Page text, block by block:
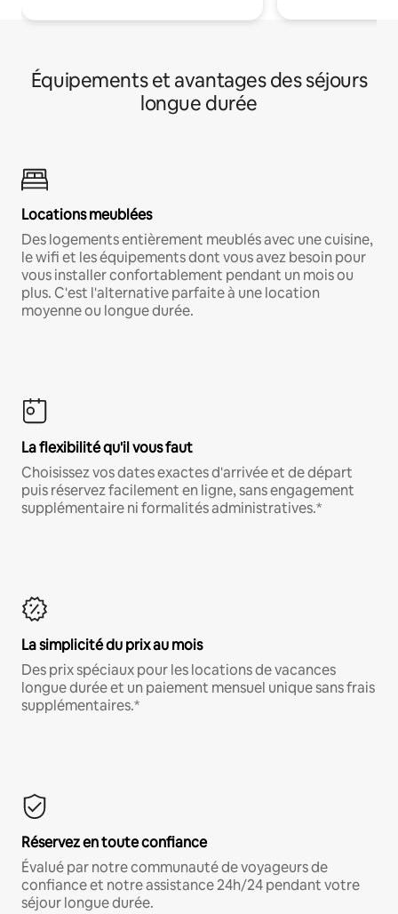
Équipements et avantages des séjours
longue durée
Locations meublées
Des logements entièrement meublés avec une cuisine,
le wifi et les équipements dont vous avez besoin pour
vous installer confortablement pendant un mois ou
plus. C'est l'alternative parfaite à une location
moyenne ou longue durée.
La flexibilité qu'il vous faut
Choisissez vos dates exactes d'arrivée et de départ
puis réservez facilement en ligne, sans engagement
supplémentaire ni formalités administratives.*
La simplicité du prix au mois
Des prix spéciaux pour les locations de vacances
longue durée et un paiement mensuel unique sans frais
supplémentaires.*
Réservez en toute confiance
Évalué par notre communauté de voyageurs de
confiance et notre assistance 24h/24 pendant votre
séjour longue durée.